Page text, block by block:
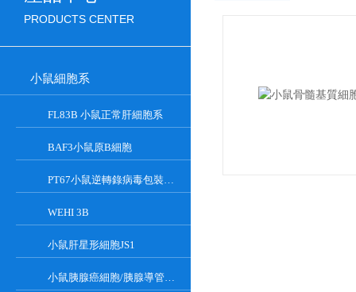
PRODUCTS CENTER
小鼠細胞系
FL83B 小鼠正常肝細胞系
BAF3小鼠原B細胞
PT67小鼠逆轉錄病毒包裝細胞
WEHI 3B
小鼠肝星形細胞JS1
小鼠胰腺癌細胞/胰腺導管癌PAN02